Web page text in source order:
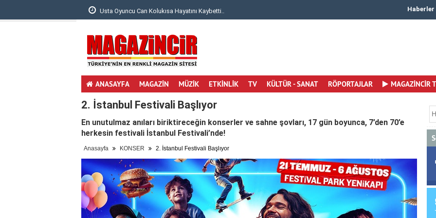
Usta Oyuncu Can Kolukısa Hayatını Kaybetti.. Canan Ergüder 50. Yaşına Merhaba Dedi Yaşamay..Haberler
ANASAYFA MAGAZİN MÜZİK ETKİNLİK TV KÜLTÜR - SANAT RÖPORTAJLAR MAGAZİNCİR
2. İstanbul Festivali Başlıyor
En unutulmaz anıları biriktireceğin konserler ve sahne şovları, 17 gün boyunca, 7’den 70’e
herkesin festivali İstanbul Festivali’nde!
Anasayfa KONSER 2. İstanbul Festivali Başlıyor